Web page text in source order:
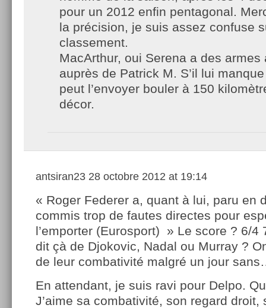
pour un 2012 enfin pentagonal.
la précision, je suis assez confuse
classement.
MacArthur, oui Serena a des armes
auprès de Patrick M. S’il lui
peut l’envoyer bouler à 150
décor.
antsiran23 28 octobre 2012 at 19:14
« Roger Federer a, quant à lui, paru en
commis trop de fautes directes pour
l’emporter (Eurosport) » Le score ? 6/4
dit çà de Djokovic, Nadal ou Murray ?
de leur combativité malgré un jour
En attendant, je suis ravi pour Delpo.
J’aime sa combativité, son regard